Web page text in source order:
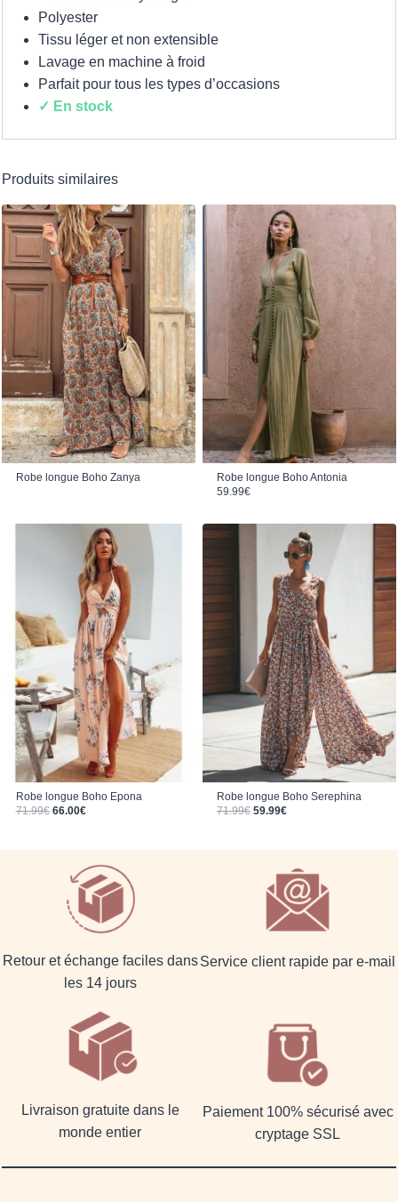
Polyester
Tissu léger et non extensible
Lavage en machine à froid
Parfait pour tous les types d’occasions
✓ En stock
Produits similaires
Robe longue Boho Zanya
Robe longue Boho Antonia
59.99€
Robe longue Boho Epona
71.99€ Le prix initial était : 71.99€.
66.00€Le prix actuel est : 66.00€.
Robe longue Boho Serephina
71.99€ Le prix initial était : 71.99€.
59.99€Le prix actuel est : 59.99€.
Retour et échange faciles dans
les 14 jours
Service client rapide par e-mail
Livraison gratuite dans le
monde entier
Paiement 100% sécurisé avec
cryptage SSL